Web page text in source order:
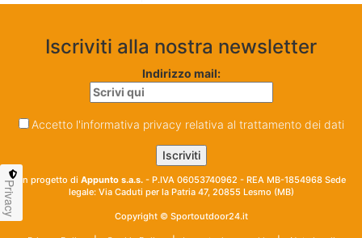
Iscriviti alla nostra newsletter
Indirizzo mail:
Accetto l'informativa privacy relativa al trattamento dei dati
Un progetto di Appunto s.a.s. - P.IVA 06053740962 - REA MB-1854968 Sede
legale: Via Caduti per la Patria 47, 20855 Lesmo (MB)
Copyright © Sportoutdoor24.it
Privacy